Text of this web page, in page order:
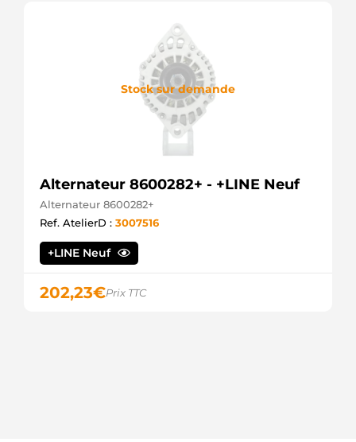
Stock sur demande
Alternateur 8600282+ - +LINE Neuf
Alternateur 8600282+
Ref. AtelierD : 3007516
+LINE Neuf
202,23€Prix TTC